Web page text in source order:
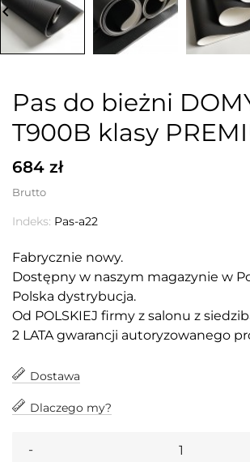
Pas do bieżni
T900B klasy
684 zł
Brutto
Indeks: Pas-a22
Fabrycznie nowy.
Dostępny w naszym magazynie w
Polska dystrybucja.
Od POLSKIEJ firmy z salonu z
2 LATA gwarancji autoryzowanego
Dostawa
Dlaczego my?